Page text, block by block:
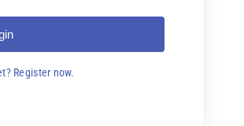
Register now.